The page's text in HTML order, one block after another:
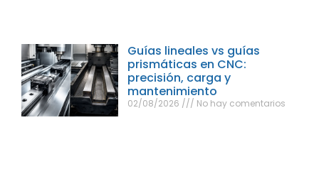
Guías lineales vs guías
prismáticas en CNC:
precisión, carga y
mantenimiento
02/08/2026 No hay comentarios